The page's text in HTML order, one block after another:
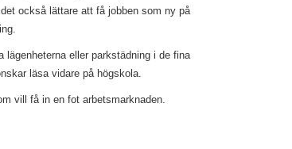
också lättare att få jobben som ny på
lägenheterna eller parkstädning i de fina
läsa vidare på högskola.
vill få in en fot arbetsmarknaden.